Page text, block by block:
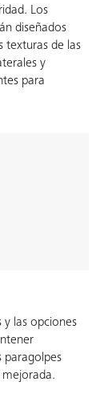
Los
diseñados
texturas de las
y
para
y las opciones
paragolpes